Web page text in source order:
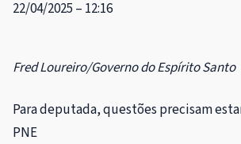
22/04/2025 – 12:16
Fred Loureiro/Governo do Espírito Santo
Para deputada, questões precisam
PNE